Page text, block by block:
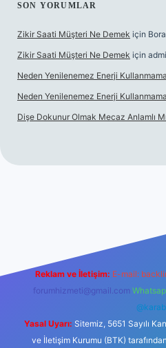
SON YORUMLAR
Zikir Saati Müşteri Ne Demek için Bora
Zikir Saati Müşteri Ne Demek için
Neden Yenilenemez Enerji
Neden Yenilenemez Enerji
Dişe Dokunur Olmak Mecaz Anlamlı
Reklam ve İletişim: E-mail:
forumhizmeti@gmail.com
Yasal Uyarı: Sitemiz, 5651 Sayılı
ve İletişim Kurumu (BTK)